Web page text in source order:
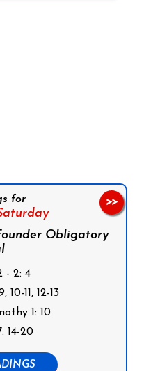
for
Obligatory
- 2: 4
10-11, 12-13
1: 10
14-20
>>